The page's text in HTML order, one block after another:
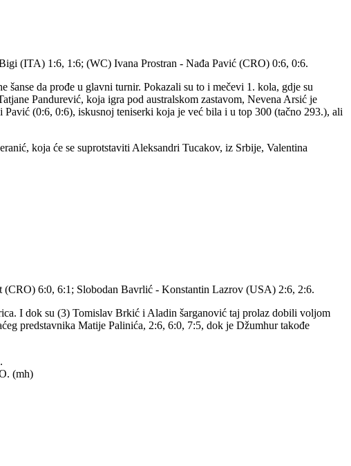
(ITA) 1:6, 1:6; (WC) Ivana Prostran - Nađa Pavić (CRO) 0:6, 0:6.
da prođe u glavni turnir. Pokazali su to i mečevi 1. kola, gdje su
Pandurević, koja igra pod australskom zastavom, Nevena Arsić je
(0:6, 0:6), iskusnoj teniserki koja je već bila i u top 300 (tačno 293.), ali
koja će se suprotstaviti Aleksandri Tucakov, iz Srbije, Valentina
6:0, 6:1; Slobodan Bavrlić - Konstantin Lazrov (USA) 2:6, 2:6.
I dok su (3) Tomislav Brkić i Aladin šarganović taj prolaz dobili voljom
predstavnika Matije Palinića, 2:6, 6:0, 7:5, dok je Džumhur takođe
(mh)